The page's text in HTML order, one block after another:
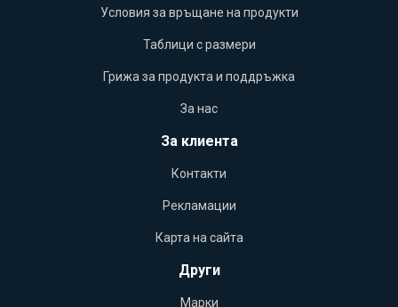
Условия за връщане на продукти
Таблици с размери
Грижа за продукта и поддръжка
За нас
За клиента
Контакти
Рекламации
Карта на сайта
Други
Марки